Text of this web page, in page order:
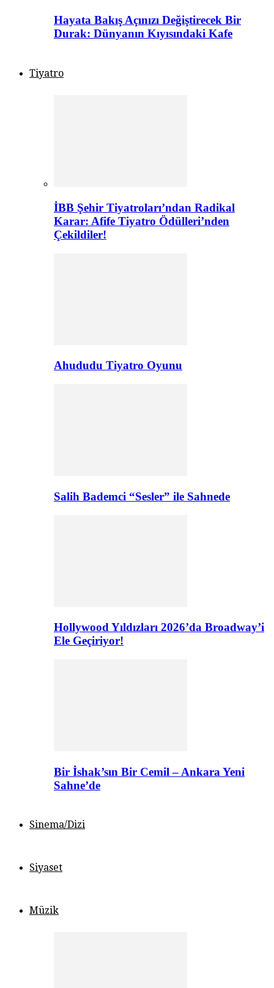
Hayata Bakış Açınızı Değiştirecek Bir
Durak: Dünyanın Kıyısındaki Kafe
Tiyatro
İBB Şehir Tiyatroları’ndan Radikal
Karar: Afife Tiyatro Ödülleri’nden
Çekildiler!
Ahududu Tiyatro Oyunu
Salih Bademci “Sesler” ile Sahnede
Hollywood Yıldızları 2026’da Broadway’i
Ele Geçiriyor!
Bir İshak’sın Bir Cemil – Ankara Yeni
Sahne’de
Sinema/Dizi
Siyaset
Müzik